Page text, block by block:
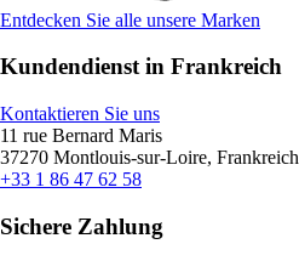
Entdecken Sie alle unsere Marken
Kundendienst in Frankreich
Kontaktieren Sie uns
11 rue Bernard Maris
37270 Montlouis-sur-Loire, Frankreich
+33 1 86 47 62 58
Sichere Zahlung